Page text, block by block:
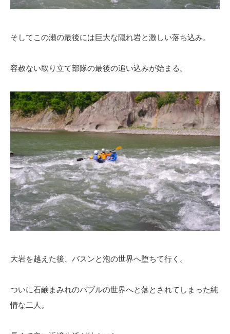
そしてこの瀬の最後には巨大な隠れ岩と激しい落ち込み。
容赦ない取り立て部隊の最後の追い込みが始まる。
大岩を越えた後、バスンと泡の世界へ堕ちて行く。
ついに石鹸まみれのバブルの世界へと落とされてしまった純
情な二人。